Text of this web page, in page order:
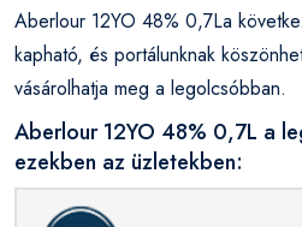
Aberlour 12YO 48% 0,7La
kapható, és portálunknak
vásárolhatja meg a legolcsóbban.
Aberlour 12YO 48% 0,7L a
ezekben az üzletekben: